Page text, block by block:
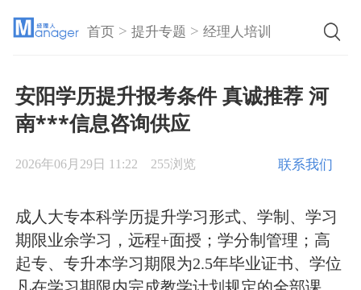
首页 >提升专题 >经理人培训
安阳学历提升报考条件 真诚推荐 河
南***信息咨询供应
2026年06月29日 11:22 255浏览 联系我们
成人大专本科学历提升学习形式、学制、学习
期限业余学习，远程+面授；学分制管理；高
起专、专升本学习期限为2.5年毕业证书、学位
凡在学习期限内完成教学计划规定的全部课